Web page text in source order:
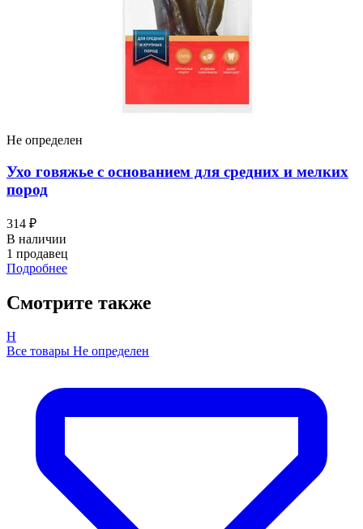
Не определен
Ухо говяжье с основанием для средних и мелких
пород
314 ₽
В наличии
1 продавец
Подробнее
Смотрите также
Н
Все товары Не определен